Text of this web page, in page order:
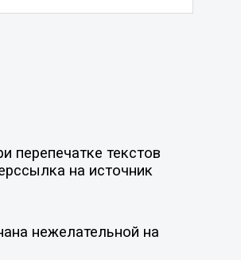
перепечатке текстов
на источник
нежелательной на